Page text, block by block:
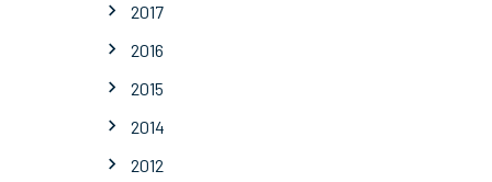
2017
2016
2015
2014
2012